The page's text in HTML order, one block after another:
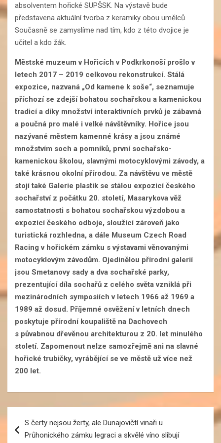
absolventem hořické SUPŠSK. Na výstavě bude
představena aktuální tvorba z keramiky obou umělců.
Současně se zamyslíme nad tím, kdo z této dvojice je
učitel a kdo žák.
Městské muzeum v Hořicích v Podkrkonoší prošlo v
letech 2017 – 2019 celkovou rekonstrukcí. Stálá
expozice, nazvaná „Od kamene k soše“, seznamuje
příchozí se zdejší bohatou sochařskou a kamenickou
tradicí a díky množství interaktivních prvků je zábavná
a poučná pro malé i velké návštěvníky. Hořice jsou
nazývané městem kamenné krásy a jsou známé
množstvím soch a pomníků, první sochařsko-
kamenickou školou, slavnými motocyklovými závody, a
také krásnou okolní přírodou. Za návštěvu ve městě
stojí také Galerie plastik se stálou expozicí českého
sochařství z počátku 20. století, Masarykova věž
samostatnosti s bohatou sochařskou výzdobou a
expozicí českého odboje, sloužící zároveň jako
turistická rozhledna, a dále Museum Czech Road
Racing v hořickém zámku s výstavami věnovanými
motocyklovým závodům. Ojedinělou přírodní galerií
jsou Smetanovy sady a dva sochařské parky,
prezentující díla sochařů z celého světa vzniklá při
mezinárodních symposiích v letech 1966 až 1969 a
1989 až dosud. Příjemné osvěžení v letních dnech
poskytuje přírodní koupaliště na Dachovech
s půvabnou dřevěnou architekturou z 20. let minulého
století. Zapomenout nelze samozřejmě ani na slavné
hořické trubičky, vyrábějící se ve městě už více než
200 let.
proS čerty nejsou žerty, ale Dunajovičtí vinaři u
Průhonického zámku legraci a skvělé víno slibují